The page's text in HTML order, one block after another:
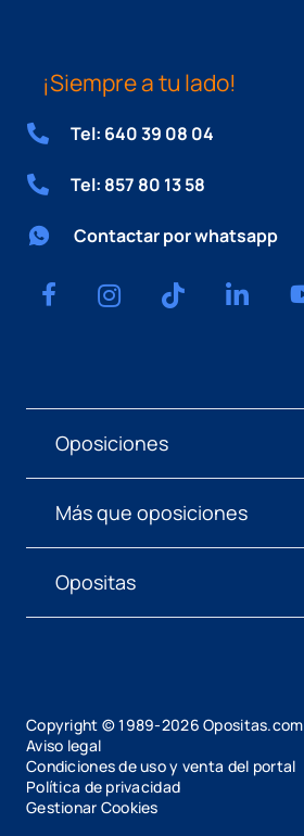
¡Siempre a tu lado!
Tel: 640 39 08 04
Tel: 857 80 13 58
Contactar por whatsapp
Oposiciones
Más que oposiciones
Opositas
Copyright © 1989-2026 Opositas.com
Aviso legal
Condiciones de uso y venta del portal
Política de privacidad
Gestionar Cookies